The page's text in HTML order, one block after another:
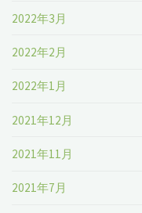
2022年3月
2022年2月
2022年1月
2021年12月
2021年11月
2021年7月